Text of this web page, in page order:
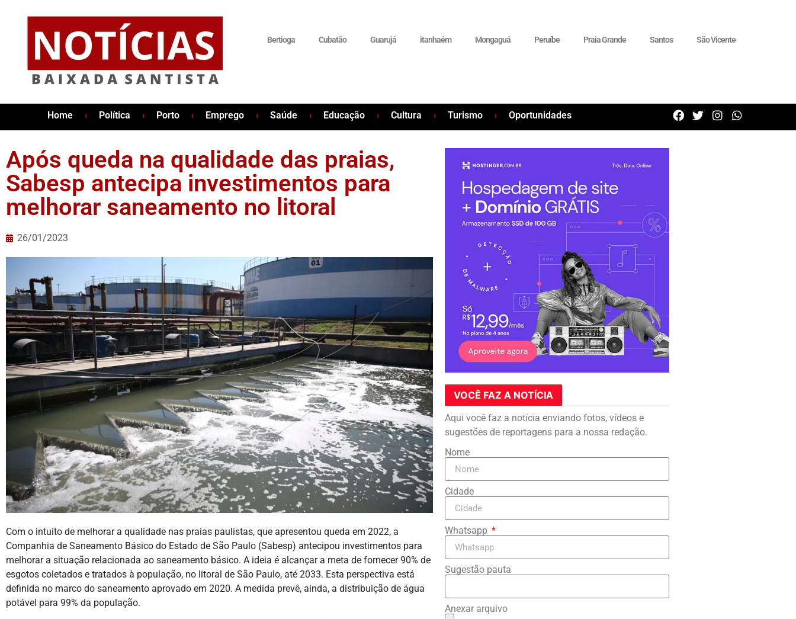
Bertioga Cubatão Guarujá itanhaém Mongaguá Peruíbe Praia Grande Santos São Vicente
Home Política Porto Emprego Saúde Educação Cultura Turismo Oportunidades
Após queda na qualidade das praias,
Sabesp antecipa investimentos para
melhorar saneamento no litoral
26/01/2023
Com o intuito de melhorar a qualidade nas praias paulistas, que apresentou queda em 2022, a
Companhia de Saneamento Básico do Estado de São Paulo (Sabesp) antecipou investimentos para
melhorar a situação relacionada ao saneamento básico. A ideia é alcançar a meta de fornecer 90% de
esgotos coletados e tratados à população, no litoral de São Paulo, até 2033. Esta perspectiva está
definida no marco do saneamento aprovado em 2020. A medida prevê, ainda, a distribuição de água
potável para 99% da população.
VOCÊ FAZ A NOTÍCIA
Aqui você faz a notícia enviando fotos, vídeos e
sugestões de reportagens para a nossa redação.
Nome
Cidade
Whatsapp
Sugestão pauta
Anexar arquivo